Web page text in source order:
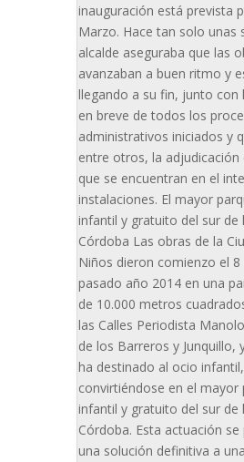
inauguración está prevista
Marzo. Hace tan solo unas
alcalde aseguraba que las
avanzaban a buen ritmo y
llegando a su fin, junto con
en breve de todos los
administrativos iniciados y
entre otros, la adjudicación
que se encuentran en el
instalaciones. El mayor
infantil y gratuito del sur de
Córdoba Las obras de la
Niños dieron comienzo el
pasado año 2014 en una
de 10.000 metros
las Calles Periodista
de los Barreros y Junquillo,
ha destinado al ocio infantil,
convirtiéndose en el mayor
infantil y gratuito del sur de
Córdoba. Esta actuación
una solución definitiva a